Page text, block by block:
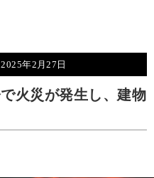
2025年2月27日
火災が発生し、建物